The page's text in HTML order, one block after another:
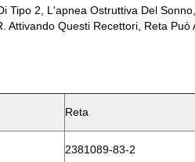
Tipo 2, L'apnea Ostruttiva Del
Questi Recettori, Reta
Reta
2381089-83-2